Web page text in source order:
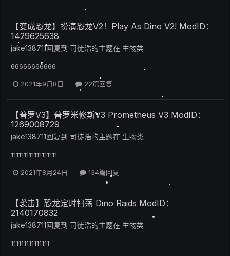
【变成恐龙】扮演恐龙V2！Play As Dino V2! ModID：
1429625638
jake138711回复到 司徒浩的主题在 生物类
66666666666
2021年9月8日 22篇回复
【普罗V3】普罗米修斯V3 Prometheus V3 ModID：
1269008729
jake138711回复到 司徒浩的主题在 生物类
111111111111111111
2021年8月24日 134篇回复
【袭击】恐龙定时扫荡 Dino Raids ModID：
2140170832
jake138711回复到 司徒浩的主题在 生物类
111111111111111